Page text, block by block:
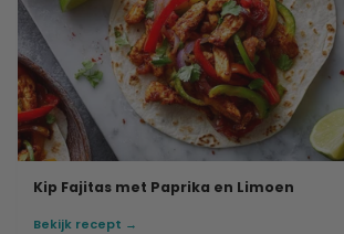
Kip Fajitas met Paprika en Limoen
Bekijk recept →